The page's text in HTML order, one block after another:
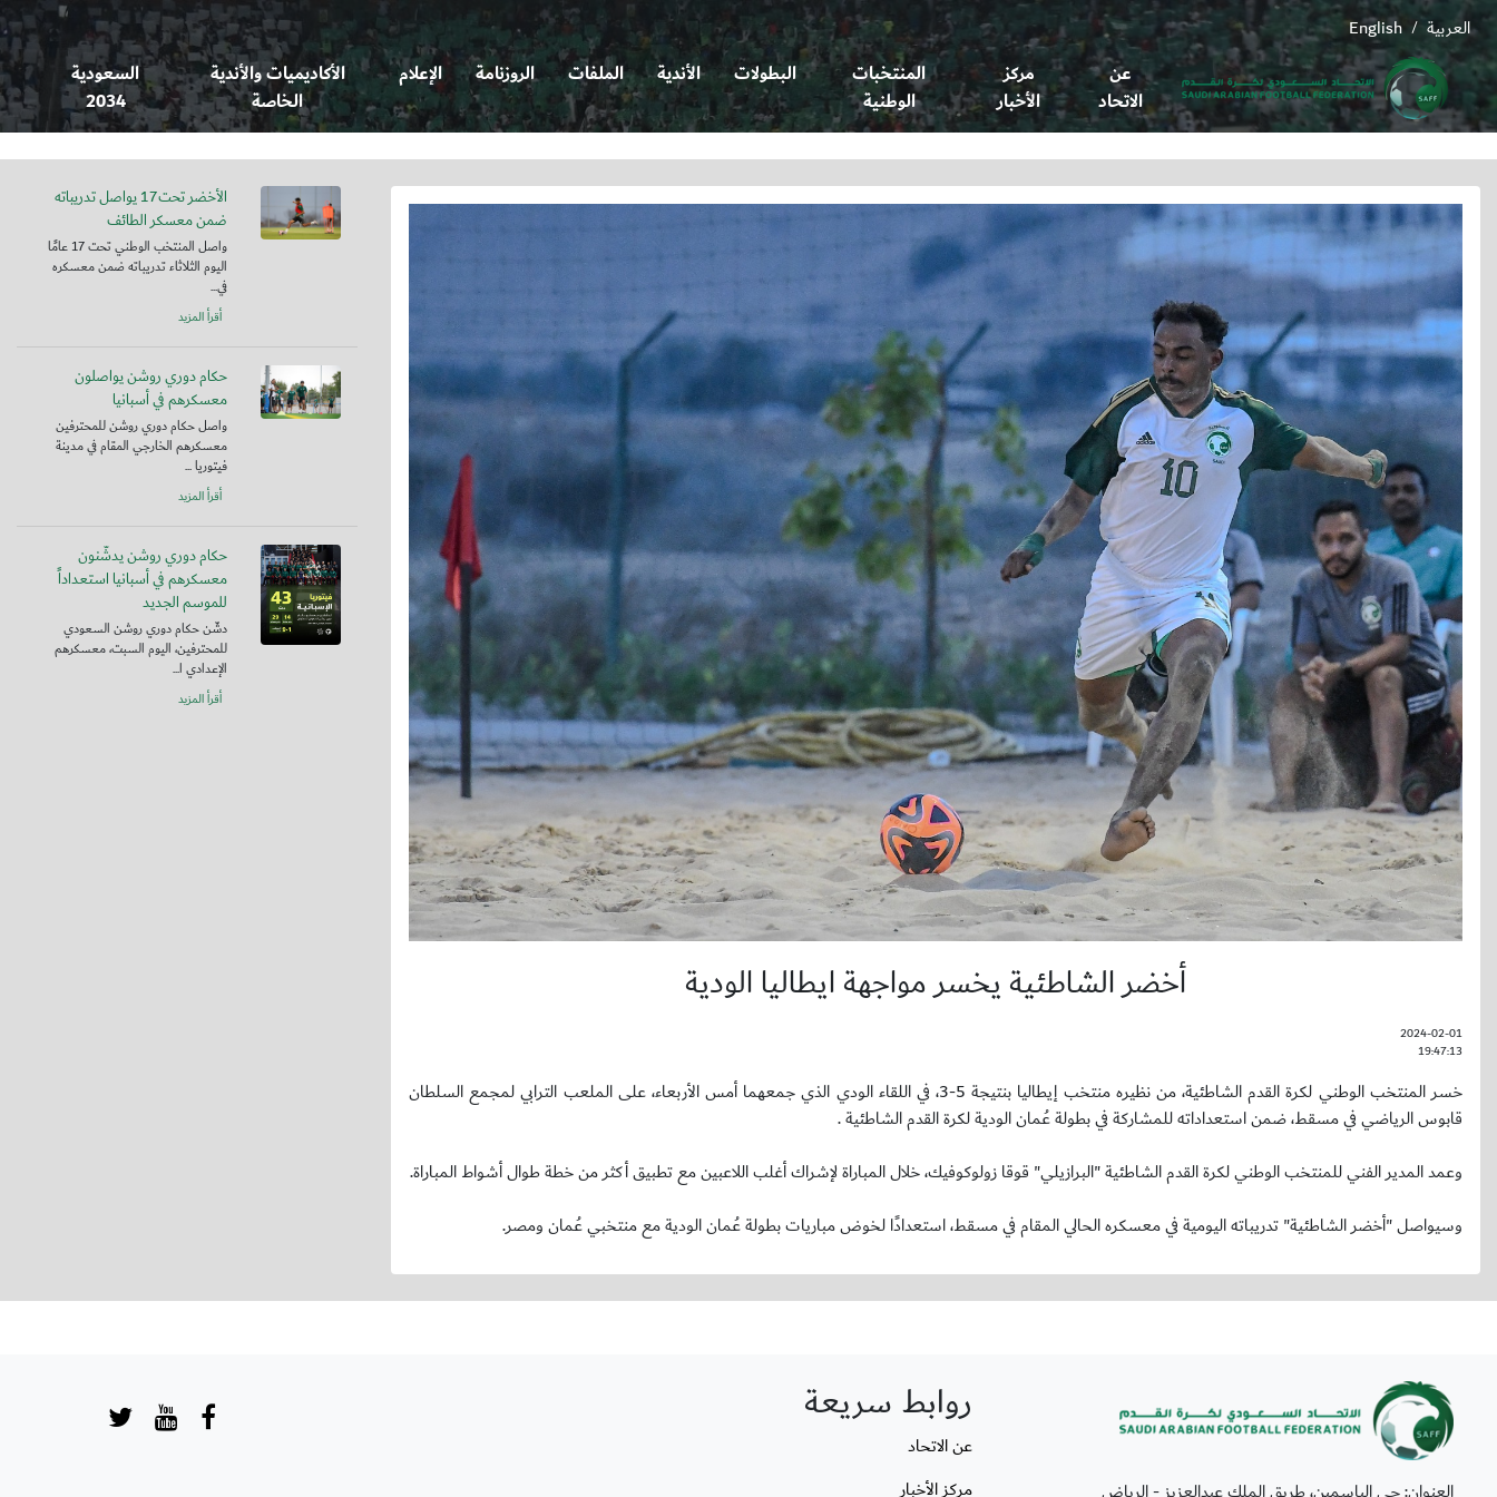
English / العربية
عن
الاتحاد
مركز
الأخبار
المنتخبات
الوطنية
البطولات الأندية الملفات الروزنامة الإعلام
الأكاديميات والأندية
الخاصة
السعودية
2034
أخضر الشاطئية يخسر مواجهة ايطاليا الودية
2024-02-01
19:47:13
خسر المنتخب الوطني لكرة القدم الشاطئية، من نظيره منتخب إيطاليا بنتيجة 5-3، في اللقاء الودي الذي جمعهما أمس الأربعاء، على الملعب الترابي لمجمع السلطان
قابوس الرياضي في مسقط، ضمن استعداداته للمشاركة في بطولة عُمان الودية لكرة القدم الشاطئية .
وعمد المدير الفني للمنتخب الوطني لكرة القدم الشاطئية "البرازيلي" قوقا زولوكوفيك، خلال المباراة لإشراك أغلب اللاعبين مع تطبيق أكثر من خطة طوال أشواط المباراة.
وسيواصل "أخضر الشاطئية" تدريباته اليومية في معسكره الحالي المقام في مسقط، استعدادًا لخوض مباريات بطولة عُمان الودية مع منتخبي عُمان ومصر.
الأخضر تحت17 يواصل تدريباته
ضمن معسكر الطائف
واصل المنتخب الوطني تحت 17 عامًا
اليوم الثلاثاء تدريباته ضمن معسكره
في...
أقرأ المزيد
حكام دوري روشن يواصلون
معسكرهم في أسبانيا
واصل حكام دوري روشن للمحترفين
معسكرهم الخارجي المقام في مدينة
فيتوريا ...
أقرأ المزيد
حكام دوري روشن يدشّنون
معسكرهم في أسبانيا استعداداً
للموسم الجديد
دشّن حكام دوري روشن السعودي
للمحترفين، اليوم السبت، معسكرهم
الإعدادي ا...
أقرأ المزيد
روابط سريعة
عن الاتحاد
مركز الأخبار